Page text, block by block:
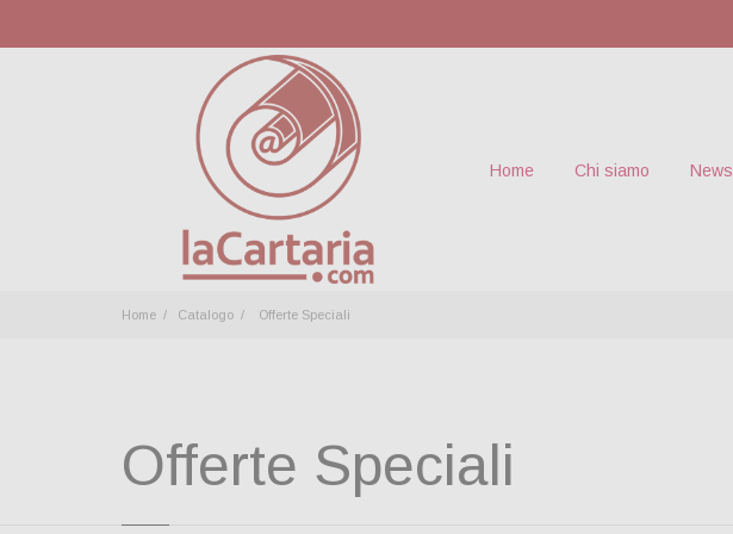
Home Chi siamo News
Home Catalogo Offerte Speciali
Offerte Speciali